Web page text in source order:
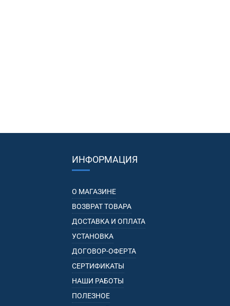
ИНФОРМАЦИЯ
О МАГАЗИНЕ
ВОЗВРАТ ТОВАРА
ДОСТАВКА И ОПЛАТА
УСТАНОВКА
ДОГОВОР-ОФЕРТА
СЕРТИФИКАТЫ
НАШИ РАБОТЫ
ПОЛЕЗНОЕ